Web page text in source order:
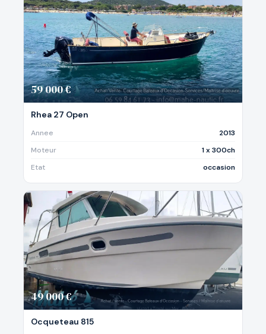
59 000 €
Rhea 27 Open
Annee
2013
Moteur
1 x 300ch
Etat
occasion
49 000 €
Ocqueteau 815